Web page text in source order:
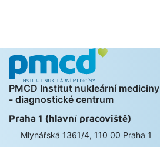
PMCD Institut nukleární mediciny
- diagnostické centrum
Praha 1 (hlavní pracoviště)
Mlynářská 1361/4, 110 00 Praha 1